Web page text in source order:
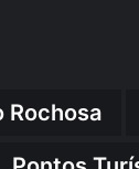
Rochosa